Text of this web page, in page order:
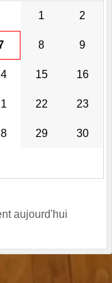
1 2
8 9
15 16
22 23
29 30
aujourd'hui